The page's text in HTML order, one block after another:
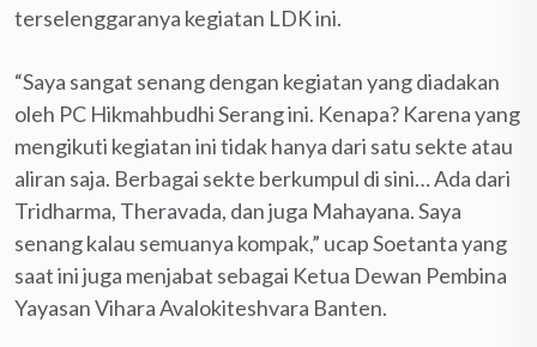
terselenggaranya kegiatan LDK ini.
“Saya sangat senang dengan kegiatan yang diadakan
oleh PC Hikmahbudhi Serang ini. Kenapa? Karena yang
mengikuti kegiatan ini tidak hanya dari satu sekte atau
aliran saja. Berbagai sekte berkumpul di sini… Ada dari
Tridharma, Theravada, dan juga Mahayana. Saya
senang kalau semuanya kompak,” ucap Soetanta yang
saat ini juga menjabat sebagai Ketua Dewan Pembina
Yayasan Vihara Avalokiteshvara Banten.